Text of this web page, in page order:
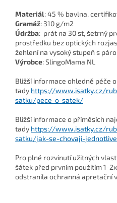
Materiál:45 % bavlna,
Gramáž: 310 g/m2
Údržba: prát na 30 st, šetrný
prostředku bez optických
žehlení na vysoký stupeň s
Výrobce: SlingoMama NL
Bližší informace ohledně péče
tady https://www.isatky.cz/
satku/pece-o-satek/
Bližší informace o příměsích
tady https://www.isatky.cz/
satku/jak-se-chovaji-
Pro plné rozvinutí užitných
šátek před prvním použitím 1-
odstranila ochranná apretační